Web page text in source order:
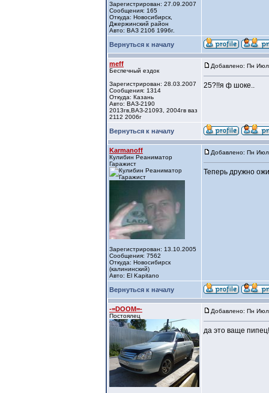
Зарегистрирован: 27.09.2007
Сообщения: 165
Откуда: Новосибирск,
Джержинский район
Авто: ВАЗ 2106 1996г.
Вернуться к началу
meff
Беспечный ездок
Зарегистрирован: 28.03.2007
Сообщения: 1314
Откуда: Казань
Авто: ВАЗ-2190
2013гв,ВАЗ-21093, 2004гв ваз
2112 2006г
Добавлено: Пн
25?!!я ф шоке..
Вернуться к началу
Karmanoff
Кулибин Реаниматор
Гаражист
Зарегистрирован: 13.10.2005
Сообщения: 7562
Откуда: Новосибирск
(калининский)
Авто: El Kapitano
Добавлено: Пн
Теперь дружно
Вернуться к началу
-=DOOM=-
Постоялец
Добавлено: Пн
да это ваще